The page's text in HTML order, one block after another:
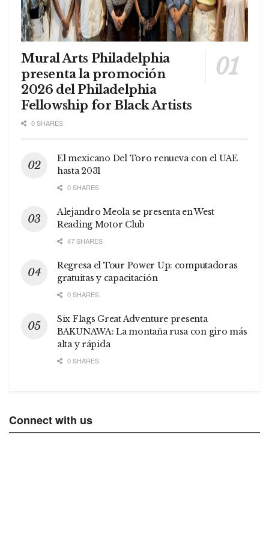
Mural Arts Philadelphia
presenta la promoción
2026 del Philadelphia
Fellowship for Black Artists
0 SHARES
El mexicano Del Toro renueva con el UAE
hasta 2031
0 SHARES
Alejandro Meola se presenta en West
Reading Motor Club
47 SHARES
Regresa el Tour Power Up: computadoras
gratuitas y capacitación
0 SHARES
Six Flags Great Adventure presenta
BAKUNAWA: La montaña rusa con giro más
alta y rápida
0 SHARES
Connect with us